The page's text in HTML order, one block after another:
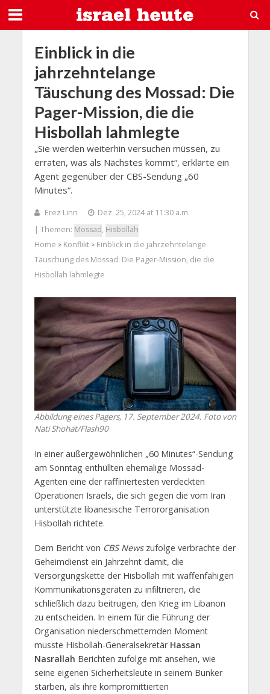
Einblick in die
jahrzehntelange
Täuschung des Mossad: Die
Pager-Mission, die die
Hisbollah lahmlegte
„Sie werden weiterhin versuchen müssen, zu
erraten, was als Nächstes kommt“, erklärte ein
Agent gegenüber der CBS-Sendung „60
Minutes“.
Erez Linn
Dez. 25, 2024 at 11:30 a.m.
| Themen: Mossad, Hisbollah
Home > Konflikt> Einblick in die jahrzehntelange
Täuschung des Mossad: Die Pager-Mission, die die
Hisbollah lahmlegte
Abbildung eines Pagers, 17. September 2024. Foto von
Nati Shohat/Flash90
In einer außergewöhnlichen „60 Minutes“-Sendung
am Sonntag enthüllten ehemalige Mossad-
Agenten eine der raffiniertesten verdeckten
Operationen Israels, die sich gegen die vom Iran
unterstützte libanesische Terrororganisation
Hisbollah richtete.
Dem Bericht von CBS Newszufolge verbrachte der
Geheimdienst ein Jahrzehnt damit, die
Versorgungskette der Hisbollah mit waffenfähigen
Kommunikationsgeräten zu infiltrieren, die
schließlich dazu beitrugen, den Krieg im Libanon
zu entscheiden. In einem für die Führung der
Organisation niederschmetternden Moment
musste Hisbollah-Generalsekretär Hassan
Nasrallah Berichten zufolge mit ansehen, wie
seine eigenen Sicherheitsleute in seinem Bunker
starben, als ihre kompromittierten